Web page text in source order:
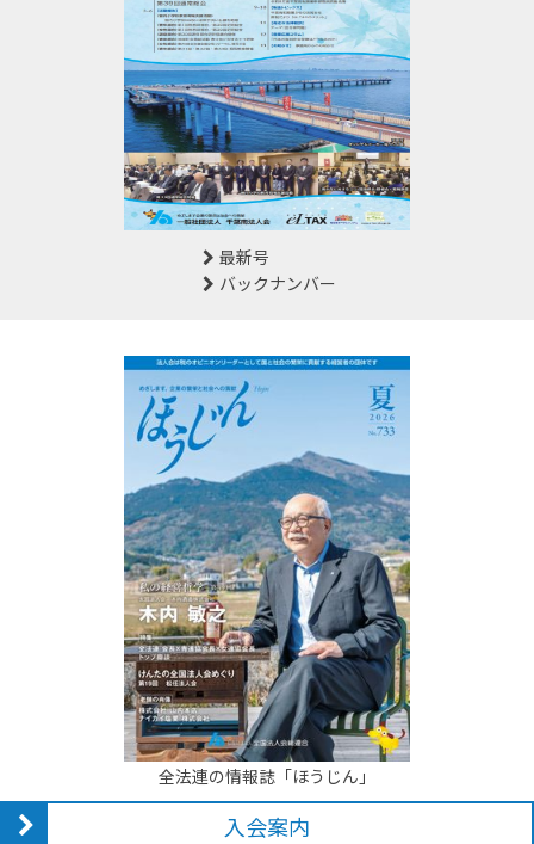
最新号
バックナンバー
全法連の情報誌「ほうじん」
入会案内